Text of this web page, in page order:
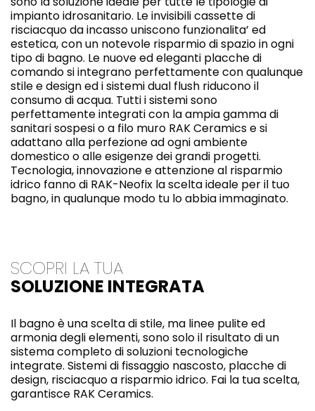
impianto idrosanitario. Le invisibili cassette di
risciacquo da incasso uniscono funzionalita’ ed
estetica, con un notevole risparmio di spazio in ogni
tipo di bagno. Le nuove ed eleganti placche di
comando si integrano perfettamente con qualunque
stile e design ed i sistemi dual flush riducono il
consumo di acqua. Tutti i sistemi sono
perfettamente integrati con la ampia gamma di
sanitari sospesi o a filo muro RAK Ceramics e si
adattano alla perfezione ad ogni ambiente
domestico o alle esigenze dei grandi progetti.
Tecnologia, innovazione e attenzione al risparmio
idrico fanno di RAK-Neofix la scelta ideale per il tuo
bagno, in qualunque modo tu lo abbia immaginato.
SCOPRI LA TUA
SOLUZIONE INTEGRATA
Il bagno è una scelta di stile, ma linee pulite ed
armonia degli elementi, sono solo il risultato di un
sistema completo di soluzioni tecnologiche
integrate. Sistemi di fissaggio nascosto, placche di
design, risciacquo a risparmio idrico. Fai la tua scelta,
garantisce RAK Ceramics.